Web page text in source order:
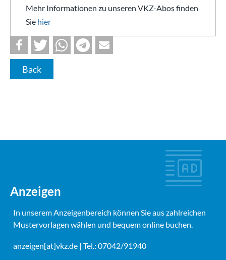
Mehr Informationen zu unseren VKZ-Abos finden
Sie hier
Back
Anzeigen
In unserem Anzeigenbereich können Sie aus zahlreichen
Mustervorlagen wählen und bequem online buchen.
anzeigen[at]vkz.de | Tel.: 07042/91940